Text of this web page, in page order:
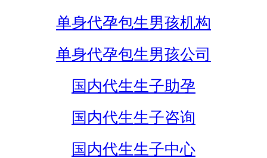
单身代孕包生男孩机构
单身代孕包生男孩公司
国内代生生子助孕
国内代生生子咨询
国内代生生子中心